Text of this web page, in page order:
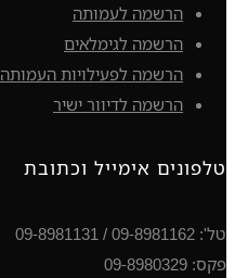
הרשמה לעמותה
הרשמה לגימלאים
הרשמה לפעילויות העמותה
הרשמה לדיוור ישיר
טלפונים אימייל וכתובת
טל': 09-8981162 / 09-8981131
פקס: 09-8980329